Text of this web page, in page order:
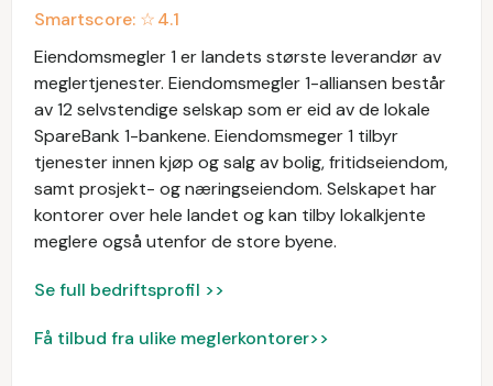
Smartscore: ☆4.1
Eiendomsmegler 1 er landets største leverandør av
meglertjenester. Eiendomsmegler 1-alliansen består
av 12 selvstendige selskap som er eid av de lokale
SpareBank 1-bankene. Eiendomsmeger 1 tilbyr
tjenester innen kjøp og salg av bolig, fritidseiendom,
samt prosjekt- og næringseiendom. Selskapet har
kontorer over hele landet og kan tilby lokalkjente
meglere også utenfor de store byene.
Se full bedriftsprofil >>
Få tilbud fra ulike meglerkontorer>>